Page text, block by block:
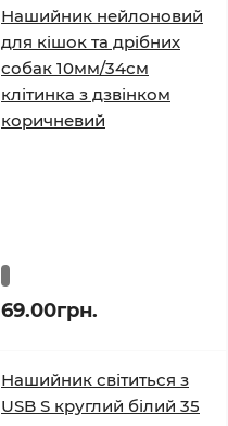
Нашийник нейлоновий
для кішок та дрібних
собак 10мм/34см
клітинка з дзвінком
коричневий
69.00грн.
Нашийник світиться з
USB S круглий білий 35